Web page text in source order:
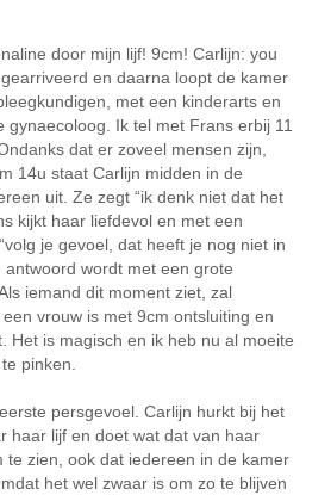
door mijn lijf! 9cm! Carlijn: you
en daarna loopt de kamer
met een kinderarts en
gynaecoloog. Ik tel met Frans erbij 11
dat er zoveel mensen zijn,
14u staat Carlijn midden in de
uit. Ze zegt “ik denk niet dat het
kijkt haar liefdevol en met een
je gevoel, dat heeft je nog niet in
antwoord wordt met een grote
iemand dit moment ziet, zal
vrouw is met 9cm ontsluiting en
Het is magisch en ik heb nu al moeite
pinken.
persgevoel. Carlijn hurkt bij het
haar lijf en doet wat dat van haar
te zien, ook dat iedereen in de kamer
het wel zwaar is om zo te blijven